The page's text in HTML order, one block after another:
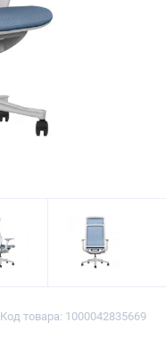
Код товара: 1000042835669